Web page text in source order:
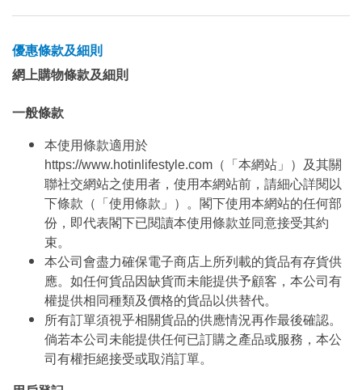
優惠條款及細則
網上購物條款及細則
一般條款
本使用條款適用於
https://www.hotinlifestyle.com（「本網站」）及其關
聯社交網站之使用者，使用本網站前，請細心詳閱以
下條款（「使用條款」）。閣下使用本網站的任何部
份，即代表閣下已閱讀本使用條款並同意接受其約
束。
本公司會盡力確保電子商店上所列載的貨品有存貨供
應。如任何貨品因缺貨而未能提供予顧客，本公司有
權提供相同種類及價格的貨品以供替代。
所有訂單須視乎相關貨品的供應情況再作最後確認。
倘若本公司未能提供任何已訂購之產品或服務，本公
司有權拒絕接受或取消訂單。